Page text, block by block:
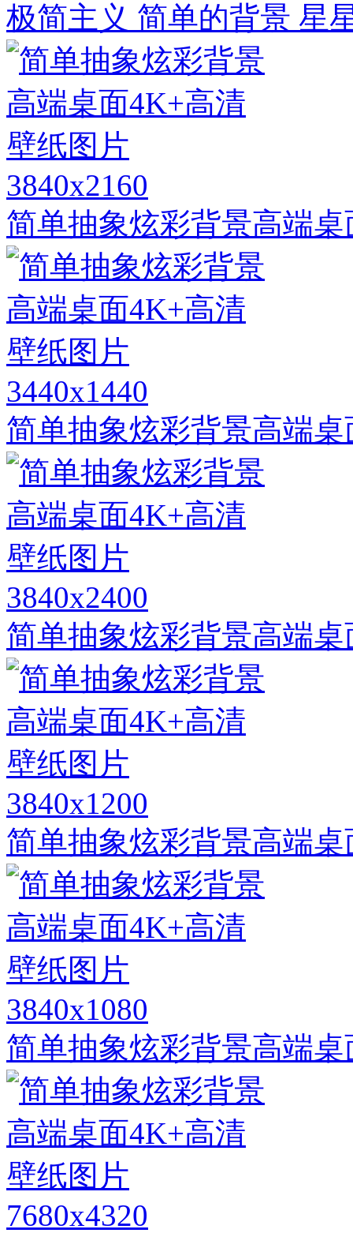
极简主义 简单的背景 星
3840x2160
简单抽象炫彩背景高端
3440x1440
简单抽象炫彩背景高端
3840x2400
简单抽象炫彩背景高端
3840x1200
简单抽象炫彩背景高端
3840x1080
简单抽象炫彩背景高端
7680x4320